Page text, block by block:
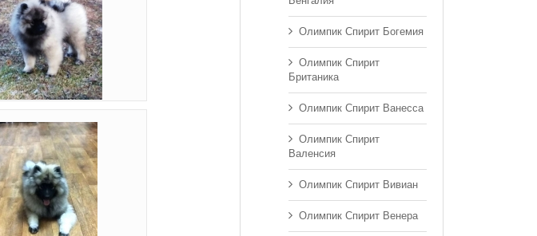
Олимпик Спирит Богемия
Олимпик Спирит
Британика
Олимпик Спирит Ванесса
Олимпик Спирит
Валенсия
Олимпик Спирит Вивиан
Олимпик Спирит Венера